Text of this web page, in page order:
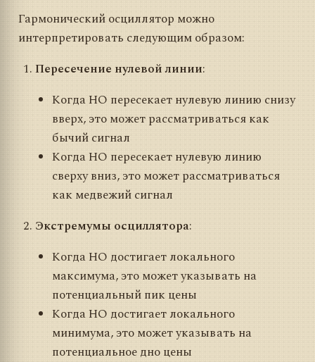
Гармонический осциллятор можно
интерпретировать следующим образом:
Пересечение нулевой линии:
Когда HO пересекает нулевую линию снизу
вверх, это может рассматриваться как
бычий сигнал
Когда HO пересекает нулевую линию
сверху вниз, это может рассматриваться
как медвежий сигнал
Экстремумы осциллятора:
Когда HO достигает локального
максимума, это может указывать на
потенциальный пик цены
Когда HO достигает локального
минимума, это может указывать на
потенциальное дно цены